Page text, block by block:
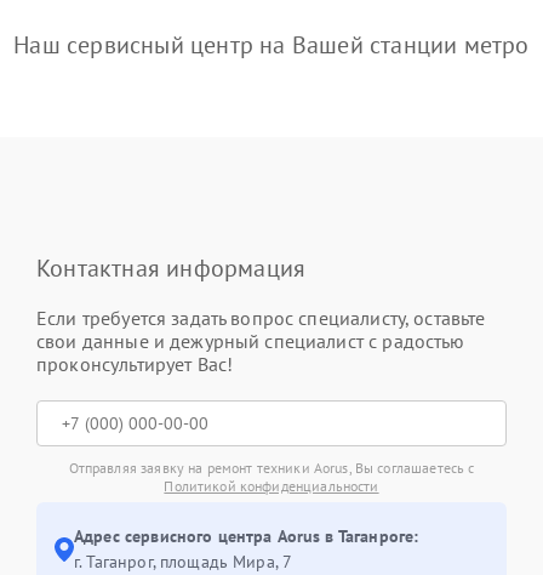
Наш сервисный центр на Вашей станции метро
Контактная информация
Если требуется задать вопрос специалисту, оставьте
свои данные и дежурный специалист с радостью
проконсультирует Вас!
Отправляя заявку на ремонт техники Aorus, Вы соглашаетесь с
Политикой конфиденциальности
Адрес сервисного центра Aorus в Таганроге:
г. Таганрог, площадь Мира, 7